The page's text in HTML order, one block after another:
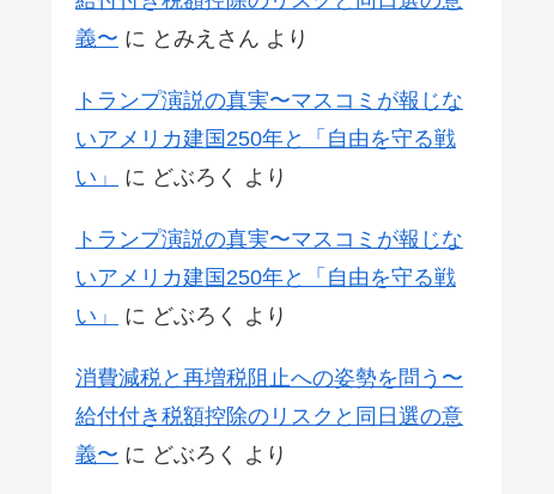
義〜 に とみえさん より
トランプ演説の真実〜マスコミが報じな
いアメリカ建国250年と「自由を守る戦
い」
に どぶろく より
トランプ演説の真実〜マスコミが報じな
いアメリカ建国250年と「自由を守る戦
い」
に どぶろく より
消費減税と再増税阻止への姿勢を問う〜
給付付き税額控除のリスクと同日選の意
義〜 に どぶろく より